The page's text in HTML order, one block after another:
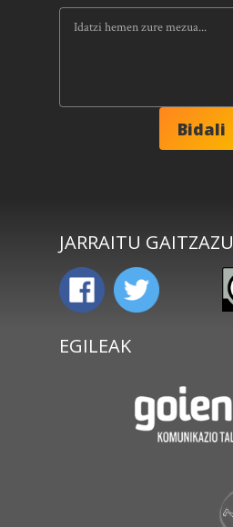
JARRAITU GAITZAZU
EGILEAK